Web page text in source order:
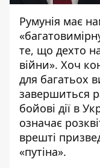
Румунія має
те, що дехто
війни». Хоч
для багатьох
завершиться
бойові дії в
означає
врешті
«путіна».